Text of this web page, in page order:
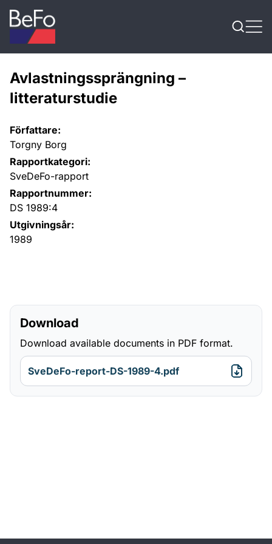
Skip to content
Avlastningssprängning –
litteraturstudie
Författare:
Torgny Borg
Rapportkategori:
SveDeFo-rapport
Rapportnummer:
DS 1989:4
Utgivningsår:
1989
Download
Download available documents in PDF format.
SveDeFo-report-DS-1989-4.pdf